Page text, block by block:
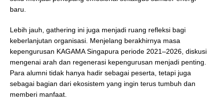
baru.
Lebih jauh, gathering ini juga menjadi ruang refleksi bagi
keberlanjutan organisasi. Menjelang berakhirnya masa
kepengurusan KAGAMA Singapura periode 2021–2026, diskusi
mengenai arah dan regenerasi kepengurusan menjadi penting.
Para alumni tidak hanya hadir sebagai peserta, tetapi juga
sebagai bagian dari ekosistem yang ingin terus tumbuh dan
memberi manfaat.